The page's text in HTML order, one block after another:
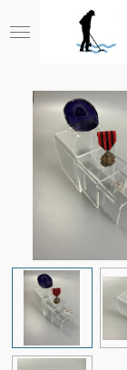
direct
hoofdinhoud